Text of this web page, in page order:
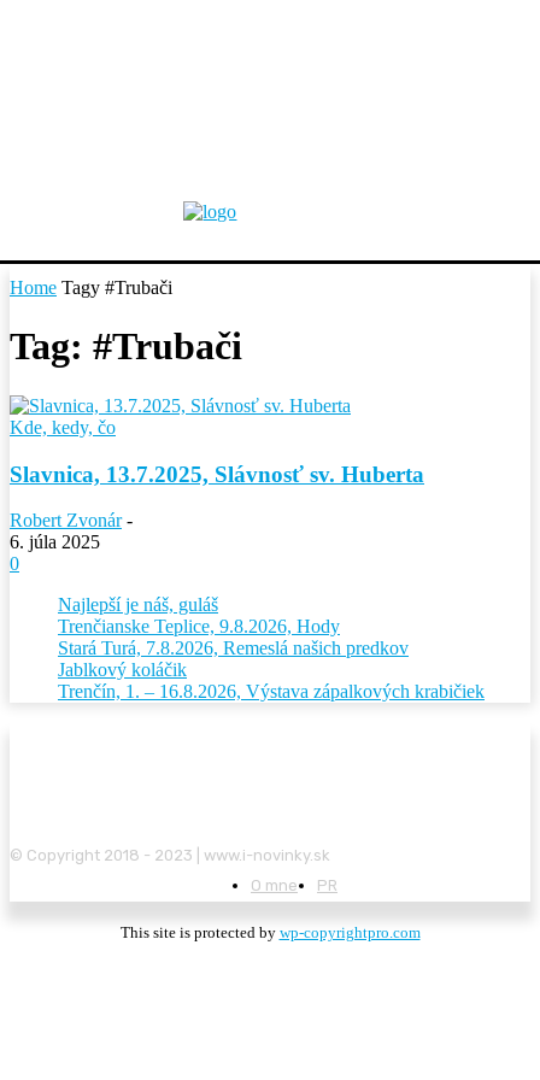
Home Tagy #Trubači
Tag: #Trubači
Kde, kedy, čo
Slavnica, 13.7.2025, Slávnosť sv. Huberta
Robert Zvonár -
6. júla 2025
0
Najlepší je náš, guláš
Trenčianske Teplice, 9.8.2026, Hody
Stará Turá, 7.8.2026, Remeslá našich predkov
Jablkový koláčik
Trenčín, 1. – 16.8.2026, Výstava zápalkových krabičiek
© Copyright 2018 - 2023 | www.i-novinky.sk
O mne
PR
This site is protected by wp-copyrightpro.com